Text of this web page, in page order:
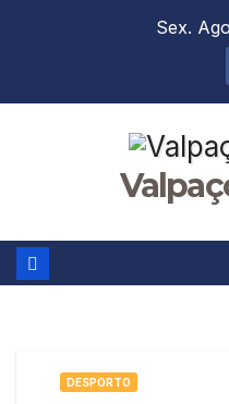
Sex.
DESPORTO